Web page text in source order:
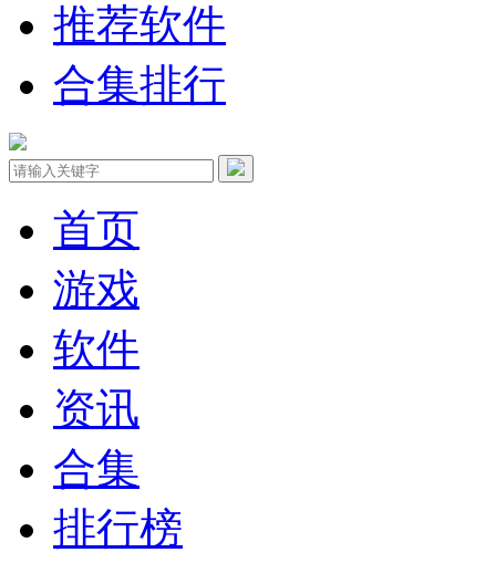
推荐软件
合集排行
首页
游戏
软件
资讯
合集
排行榜